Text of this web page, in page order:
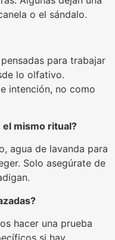
o el sándalo.
para trabajar
lo olfativo.
intención, no como
el mismo ritual?
agua de lavanda para
Solo asegúrate de
hacer una prueba